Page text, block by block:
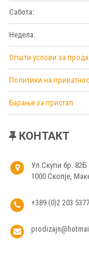
Сабота:
Недела:
Општи услови за
Политики на
Барање за пристап
КОНТАКТ
Ул.Скупи бр. 82Б
1000 Скопје,
+389 (0)2 203 5377